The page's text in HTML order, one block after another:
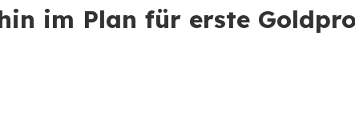
im Plan für erste